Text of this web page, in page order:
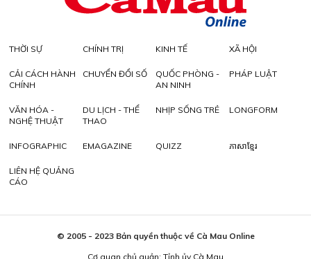
THỜI SỰ CHÍNH TRỊ KINH TẾ XÃ HỘI
CẢI CÁCH HÀNH
CHÍNH
CHUYỂN ĐỔI SỐ
QUỐC PHÒNG -
AN NINH
PHÁP LUẬT
VĂN HÓA -
NGHỆ THUẬT
DU LỊCH - THỂ
THAO
NHỊP SỐNG TRẺ LONGFORM
INFOGRAPHIC EMAGAZINE QUIZZ ភាសាខ្មែរ
LIÊN HỆ QUẢNG
CÁO
© 2005 - 2023 Bản quyền thuộc về Cà Mau Online
Cơ quan chủ quản: Tỉnh ủy Cà Mau